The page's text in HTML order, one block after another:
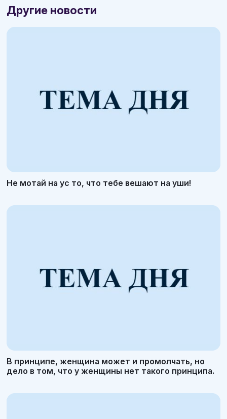
Другие новости
Не мотай на ус то, что тебе вешают на уши!
В принципе, женщина может и промолчать, но
дело в том, что у женщины нет такого принципа.